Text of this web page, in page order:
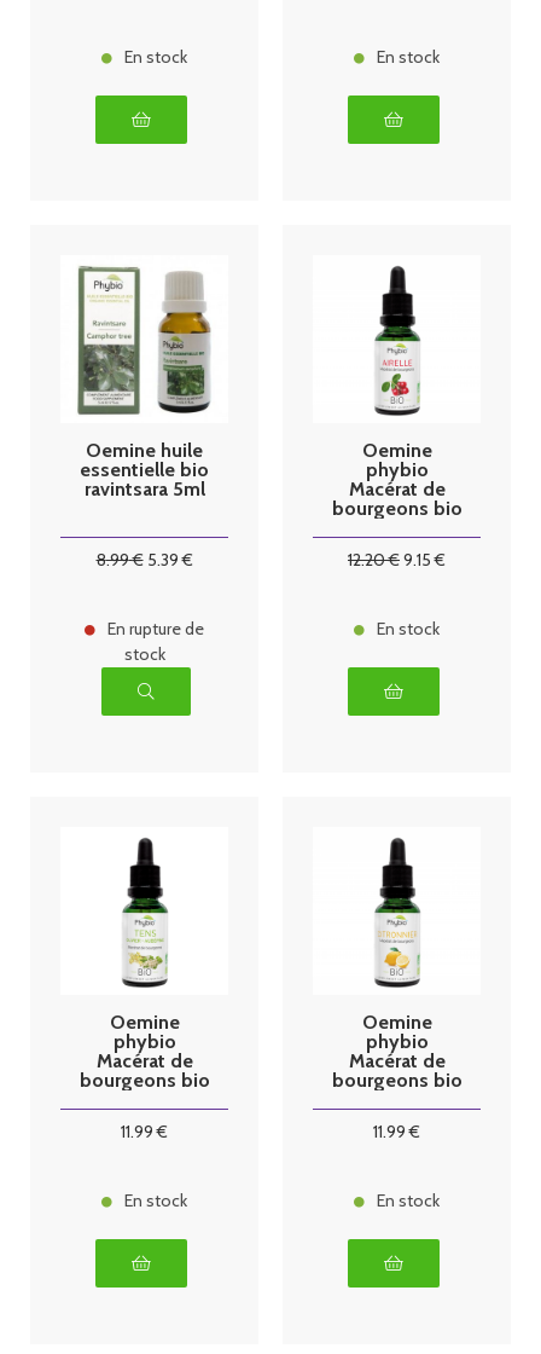
En stock En stock
Oemine huile
essentielle bio
ravintsara 5ml
8.99€ 5.39€
En rupture de
stock
Oemine
phybio
Macérat de
bourgeons bio
12.20€9.15 €
En stock
Oemine
phybio
Macérat de
bourgeons bio
11.99 €
En stock
Oemine
phybio
Macérat de
bourgeons bio
11.99 €
En stock